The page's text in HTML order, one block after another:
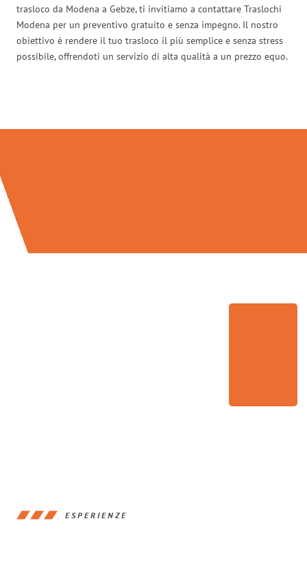
trasloco da Modena a Gebze, ti invitiamo a contattare Traslochi
Modena per un preventivo gratuito e senza impegno. Il nostro
obiettivo è rendere il tuo trasloco il più semplice e senza stress
possibile, offrendoti un servizio di alta qualità a un prezzo equo.
ESPERIENZE